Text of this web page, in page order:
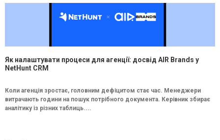
Як налаштувати процеси для агенції: досвід AIR Brands у
NetHunt CRM
Коли агенція зростає, головним дефіцитом стає час. Менеджери
витрачають години на пошук потрібного документа. Керівник збирає
аналітику із різних таблиць....